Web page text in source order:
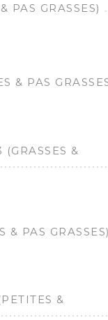
PAS GRASSES)
& PAS
&
& PAS GRASSES)
&